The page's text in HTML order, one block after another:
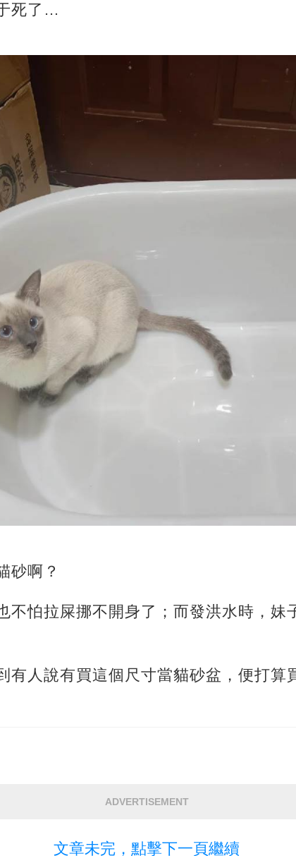
死了…
砂啊？
不怕拉屎挪不開身了；而發洪水時，妹
有人說有買這個尺寸當貓砂盆，便打算
ADVERTISEMENT
文章未完，點擊下一頁繼續